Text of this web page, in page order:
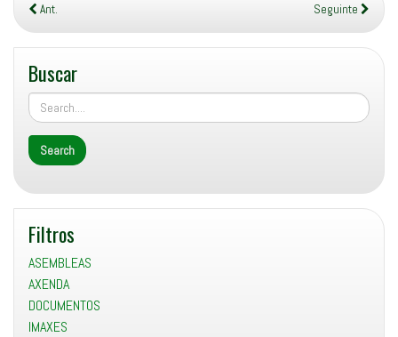
Ant. Seguinte
Buscar
Filtros
ASEMBLEAS
AXENDA
DOCUMENTOS
IMAXES